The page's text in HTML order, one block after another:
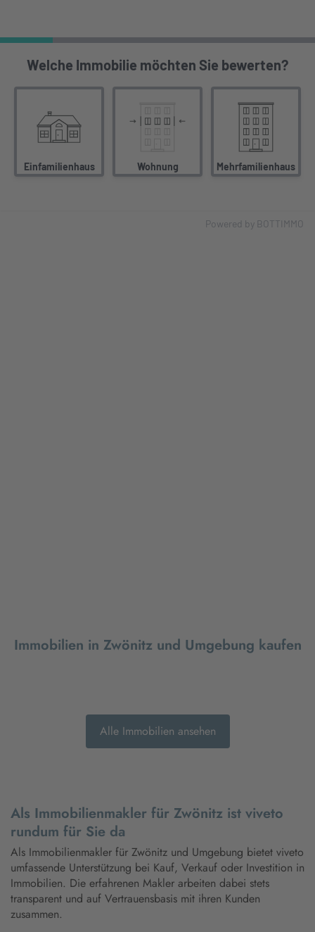
Immobilien in Zwönitz und Umgebung kaufen
Alle Immobilien ansehen
Als Immobilienmakler für Zwönitz ist viveto
rundum für Sie da
Als Immobilienmakler für Zwönitz und Umgebung bietet viveto
umfassende Unterstützung bei Kauf, Verkauf oder Investition in
Immobilien. Die erfahrenen Makler arbeiten dabei stets
transparent und auf Vertrauensbasis mit ihren Kunden
zusammen.